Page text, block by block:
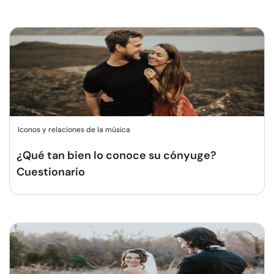
Iconos y relaciones de la música
¿Qué tan bien lo conoce su cónyuge?
Cuestionario